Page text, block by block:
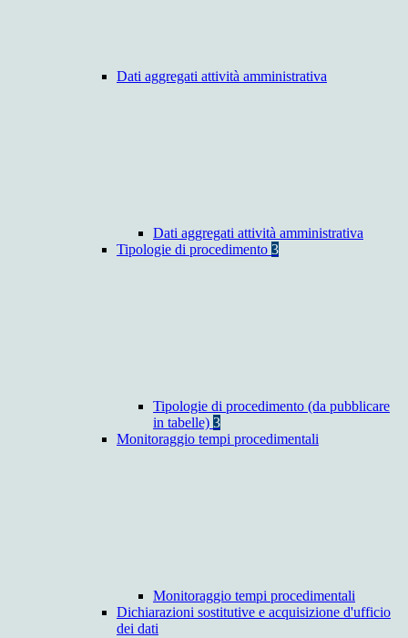
Dati aggregati attività amministrativa
Dati aggregati attività amministrativa
Tipologie di procedimento 3
Tipologie di procedimento (da pubblicare
in tabelle) 3
Monitoraggio tempi procedimentali
Monitoraggio tempi procedimentali
Dichiarazioni sostitutive e acquisizione d'ufficio
dei dati